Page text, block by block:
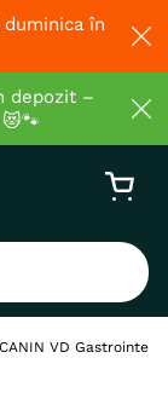
în
depozit –
CANIN VD